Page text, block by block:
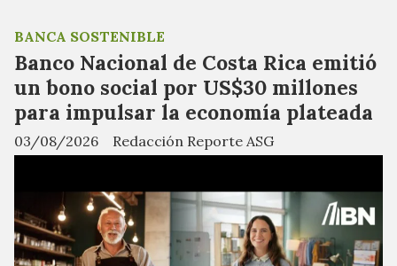
Banco Nacional de Costa Rica emitió
un bono social por US$30 millones
para impulsar la economía plateada
Redacción Reporte ASG
BANCA SOSTENIBLE
03/08/2026